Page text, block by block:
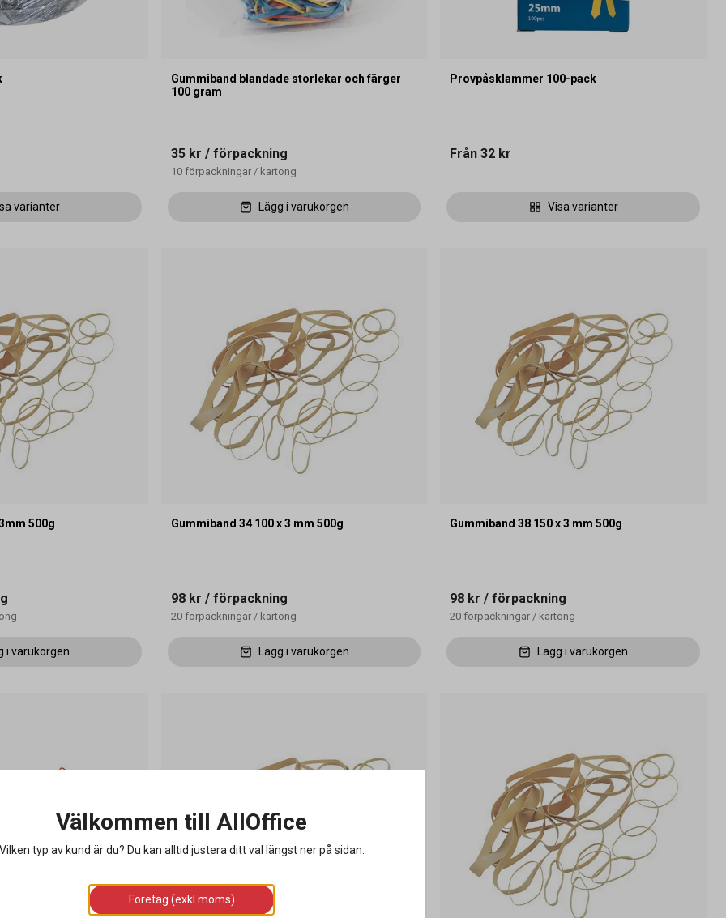
varianter
Gummiband blandade storlekar och färger
100 gram
35 kr / förpackning
10 förpackningar/ kartong
Lägg i varukorgen
Provpåsklammer 100-pack
Från 32 kr
Visa varianter
500g
i varukorgen
Gummiband 34 100 x 3 mm 500g
98 kr / förpackning
20 förpackningar/ kartong
Lägg i varukorgen
Gummiband 38 150 x 3 mm 500g
98 kr / förpackning
20 förpackningar / kartong
Lägg i varukorgen
Välkommen till AllOffice
typ av kund är du? Du kan alltid justera ditt val längst ner på sidan.
Företag (exkl moms)